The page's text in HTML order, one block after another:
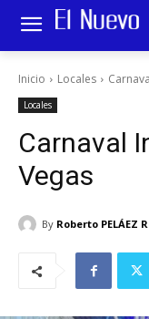
Inicio Locales
Locales
Carnaval
Vegas
By Roberto PELÁEZ